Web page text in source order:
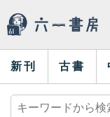
新刊 古書